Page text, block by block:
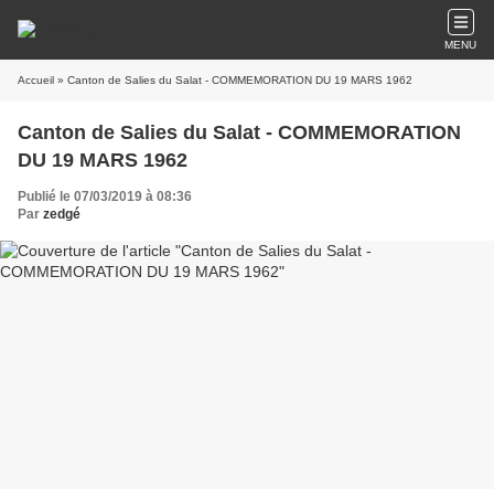
MENU
Accueil » Canton de Salies du Salat - COMMEMORATION DU 19 MARS 1962
Canton de Salies du Salat - COMMEMORATION
DU 19 MARS 1962
Publié le 07/03/2019 à 08:36
Par zedgé